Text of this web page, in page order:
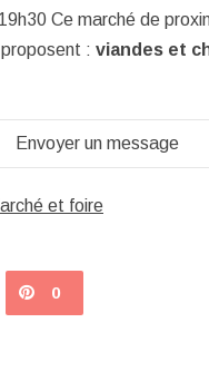
Ce marché de
: viandes et
Envoyer un message
et foire
0